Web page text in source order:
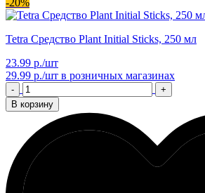
Tetra Средство Plant Initial Sticks, 250 мл
23.99 р./шт
29.99 р./шт в розничных магазинах
-
+
В корзину